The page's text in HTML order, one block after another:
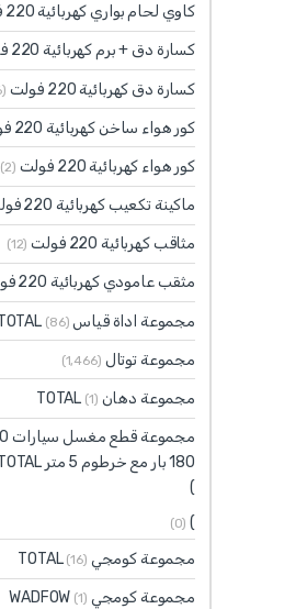
كاوي لحام بواري كهربائية 220 فولت
كسارة دق + برم كهربائية 220 فولت
كسارة دق كهربائية 220 فولت (6)
كور هواء ساخن كهربائية 220 فولت
كور هواء كهربائية 220 فولت (2)
ماكينة تكعيب كهربائية 220 فولت
مثاقب كهربائية 220 فولت (12)
مثقب عامودي كهربائية 220 فولت
مجموعة اداة قياس TOTAL (86)
مجموعة توتال (1٬466)
مجموعة دهان TOTAL (1)
)
)
(0)
مجموعة كومجي TOTAL (16)
مجموعة كومجي WADFOW (1)